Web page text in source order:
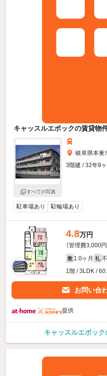
キャッスルエポックの賃貸物
すべての写真
岐阜県本巣
3階建 / 32年9
駐車場あり 駐輪場あり
4.8万円
（管理費3,000円
敷 1.0ヶ月 礼
1階 / 3LDK /
お問い合
提供
キャッスルエポッ